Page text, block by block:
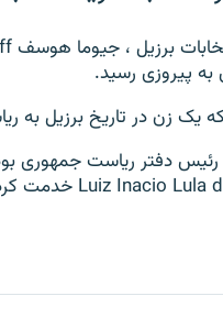
پیروزی رسید.
یک زن در تاریخ برزیل به
دفتر ریاست جمهوری